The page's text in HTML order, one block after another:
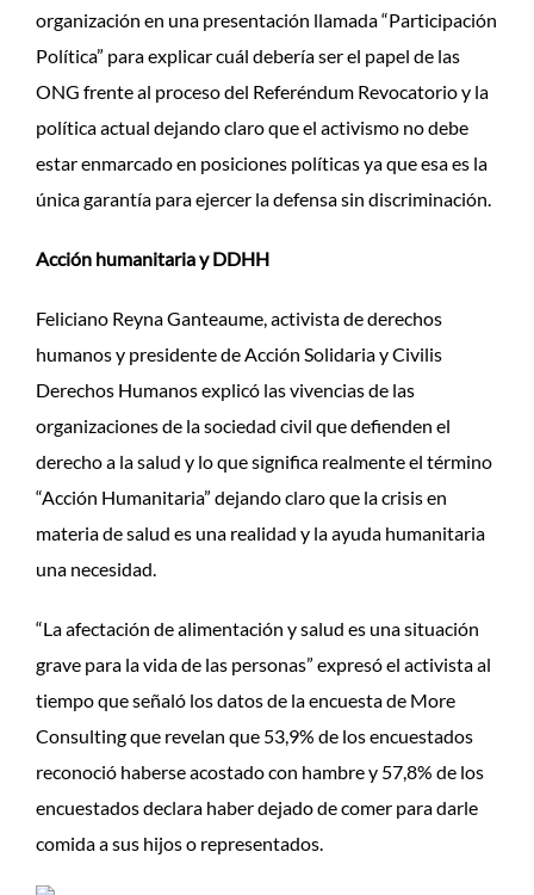
organización en una presentación llamada “Participación
Política” para explicar cuál debería ser el papel de las
ONG frente al proceso del Referéndum Revocatorio y la
política actual dejando claro que el activismo no debe
estar enmarcado en posiciones políticas ya que esa es la
única garantía para ejercer la defensa sin discriminación.
Acción humanitaria y DDHH
Feliciano Reyna Ganteaume, activista de derechos
humanos y presidente de Acción Solidaria y Civilis
Derechos Humanos explicó las vivencias de las
organizaciones de la sociedad civil que defienden el
derecho a la salud y lo que significa realmente el término
“Acción Humanitaria” dejando claro que la crisis en
materia de salud es una realidad y la ayuda humanitaria
una necesidad.
“La afectación de alimentación y salud es una situación
grave para la vida de las personas” expresó el activista al
tiempo que señaló los datos de la encuesta de More
Consulting que revelan que 53,9% de los encuestados
reconoció haberse acostado con hambre y 57,8% de los
encuestados declara haber dejado de comer para darle
comida a sus hijos o representados.